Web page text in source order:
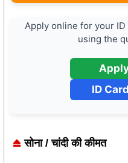
Apply online for your
using the
ID
सोना / चांदी की कीमत